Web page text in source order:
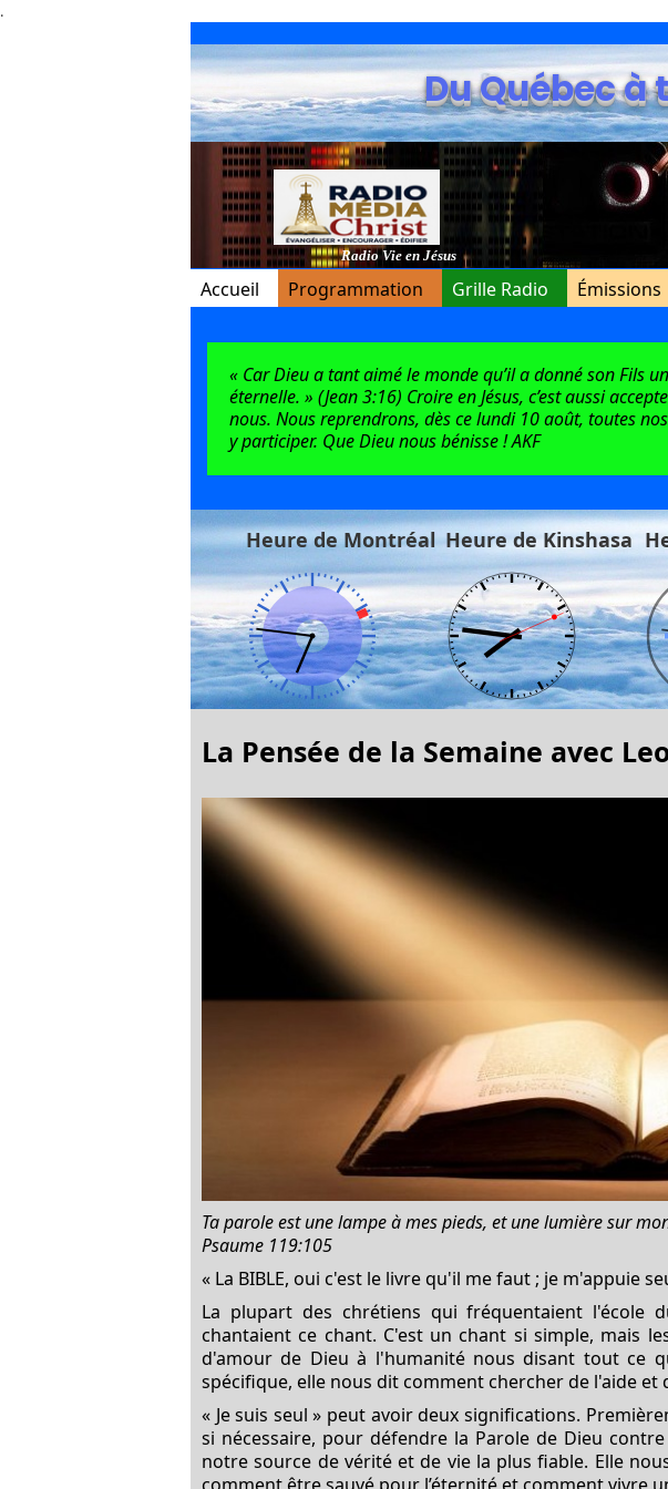
.
Du Québec
Radio Vie en Jésus
Accueil Programmation Grille Radio Émissions
« Car Dieu a tant aimé le monde qu’il a donné son Fils
éternelle. » (Jean 3:16) Croire en Jésus, c’est aussi
nous. Nous reprendrons, dès ce lundi 10 août, toutes
y participer. Que Dieu nous bénisse ! AKF
Heure de Montréal Heure de Kinshasa
La Pensée de la Semaine avec
Ta parole est une lampe à mes pieds, et une lumière sur
Psaume 119:105
« La BIBLE, oui c'est le livre qu'il me faut ; je m'appuie
La plupart des chrétiens qui fréquentaient l'école
chantaient ce chant. C'est un chant si simple, mais
d'amour de Dieu à l'humanité nous disant tout ce
spécifique, elle nous dit comment chercher de l'aide et
« Je suis seul » peut avoir deux significations.
si nécessaire, pour défendre la Parole de Dieu
notre source de vérité et de vie la plus fiable. Elle